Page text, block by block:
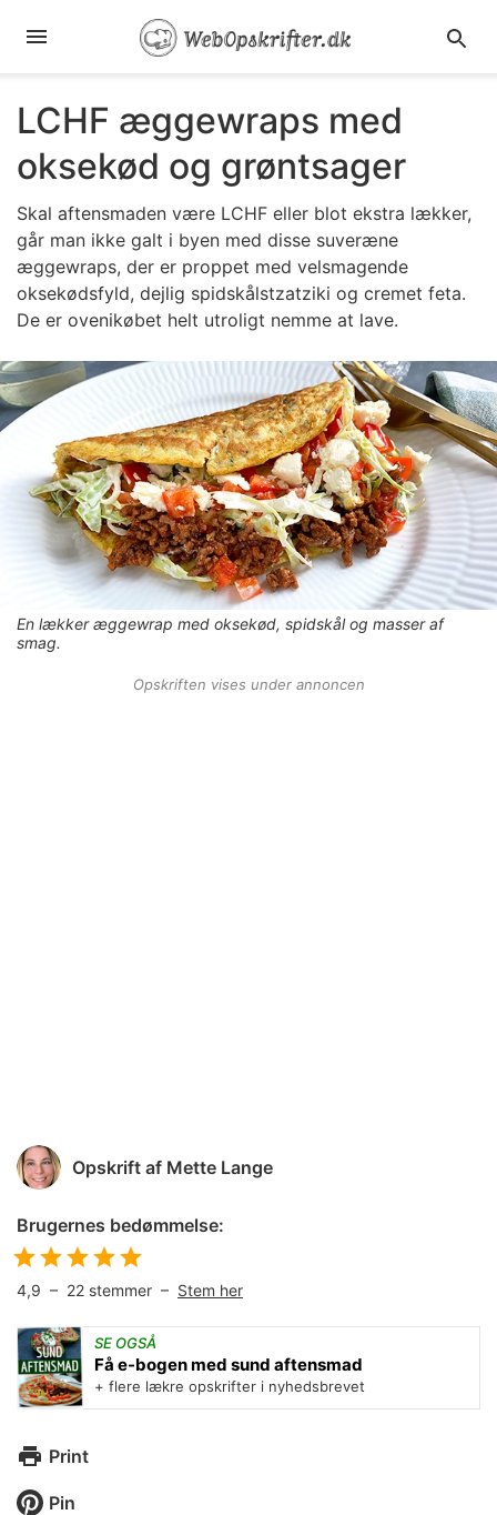
LCHF æggewraps med
oksekød og grøntsager
Skal aftensmaden være LCHF eller blot ekstra lækker,
går man ikke galt i byen med disse suveræne
æggewraps, der er proppet med velsmagende
oksekødsfyld, dejlig spidskålstzatziki og cremet feta.
De er ovenikøbet helt utroligt nemme at lave.
En lækker æggewrap med oksekød, spidskål og masser af
smag.
Opskriften vises under annoncen
Opskrift af Mette Lange
Brugernes bedømmelse:
4,9 – 22 stemmer – Stem her
SE OGSÅ
Få e-bogen med sund aftensmad
+ flere lækre opskrifter i nyhedsbrevet
Print
Pin